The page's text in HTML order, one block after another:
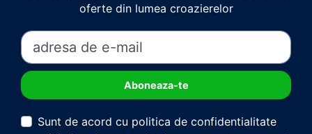
oferte din lumea croazierelor
Sunt de acord cu politica de confidentialitate